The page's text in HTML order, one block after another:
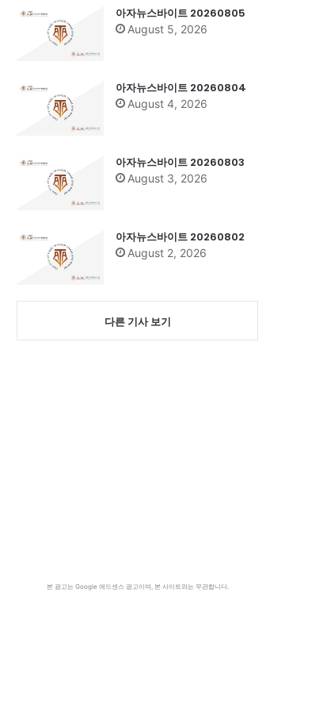
아자뉴스바이트 20260805
August 5, 2026
아자뉴스바이트 20260804
August 4, 2026
아자뉴스바이트 20260803
August 3, 2026
아자뉴스바이트 20260802
August 2, 2026
다른 기사 보기
본 광고는 Google 애드센스 광고이며, 본 사이트와는 무관합니다.